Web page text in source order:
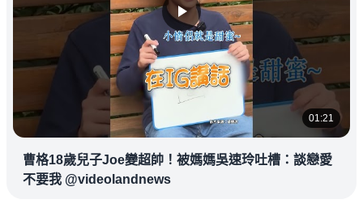
01:21
曹格18歲兒子Joe變超帥！被媽媽吳速玲吐槽：談戀愛
不要我 @videolandnews